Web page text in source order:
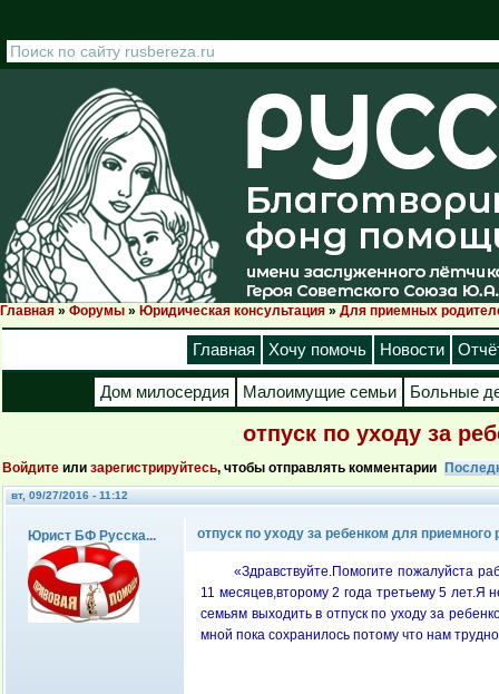
Вы здесь
Главная » Форумы » Юридическая консультация » Для приемных
Главная Хочу помочь Новости
Дом милосердия Малоимущие семьи Больные
отпуск по уходу за
Войдите или зарегистрируйтесь, чтобы отправлять комментарии
вт, 09/27/2016 - 11:12
Юрист БФ Русска... отпуск по уходу за ребенком для приемного
«Здравствуйте.Помогите пожалуйста
11 месяцев,второму 2 года третьему 5 лет.Я
семьям выходить в отпуск по уходу за
мной пока сохранилось потому что нам